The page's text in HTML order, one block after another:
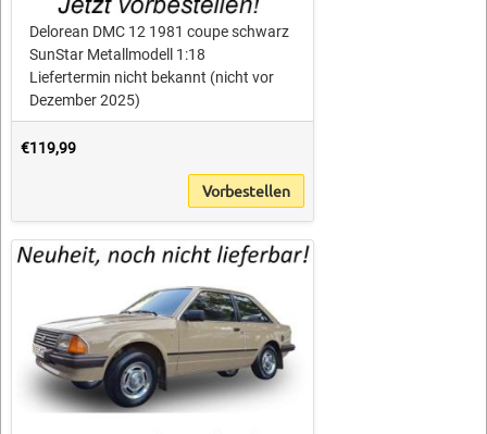
Delorean DMC 12 1981 coupe schwarz
SunStar Metallmodell 1:18
Liefertermin nicht bekannt (nicht vor
Dezember 2025)
€119,99
Vorbestellen